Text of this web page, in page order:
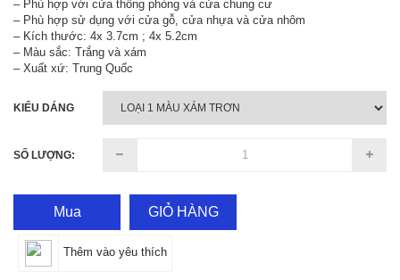
– Phù hợp với cửa thông phòng và cửa chung cư
– Phù hợp sử dụng với cửa gỗ, cửa nhựa và cửa nhôm
– Kích thước: 4x 3.7cm ; 4x 5.2cm
– Màu sắc: Trắng và xám
– Xuất xứ: Trung Quốc
KIỂU DÁNG
SỐ LƯỢNG:
Mua GIỎ HÀNG
Thêm vào yêu thích